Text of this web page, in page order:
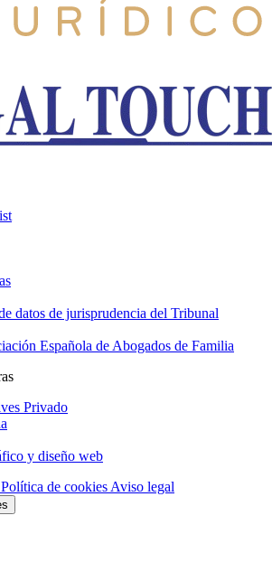
datos de jurisprudencia del Tribunal
Española de Abogados de Familia
Privado
y diseño web
Política de cookies Aviso legal